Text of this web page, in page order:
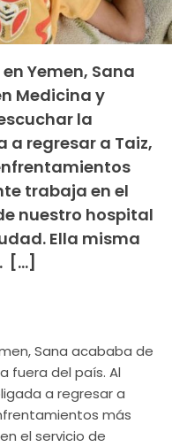
Yemen, Sana
Medicina y
la
regresar a Taiz,
trabaja en el
nuestro hospital
Ella misma
[…]
Sana acababa de
fuera del país. Al
a regresar a
más
el servicio de